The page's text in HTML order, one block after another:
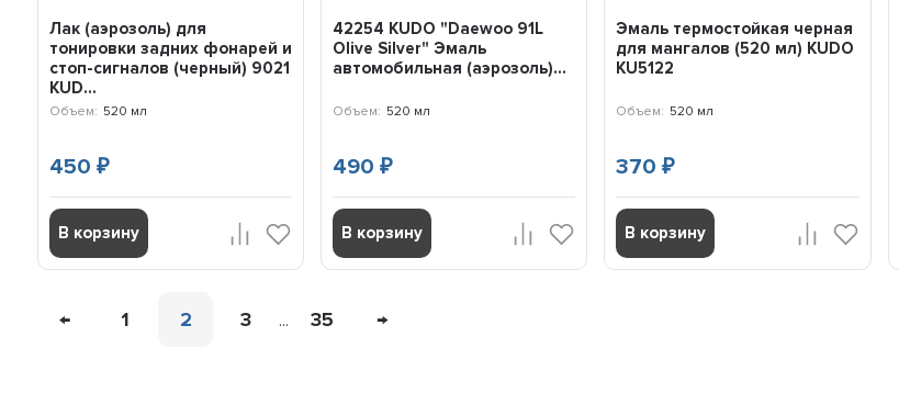
Лак (аэрозоль) для
тонировки задних фонарей и
стоп-сигналов (черный) 9021
KUD...
Объем: 520 мл
450₽
В корзину
42254 KUDO "Daewoo 91L
Olive Silver" Эмаль
автомобильная (аэрозоль)...
Объем: 520 мл
490₽
В корзину
Эмаль термостойкая черная
для мангалов (520 мл) KUDO
KU5122
Объем: 520 мл
370₽
В корзину
← 1 2 3 ... 35 →